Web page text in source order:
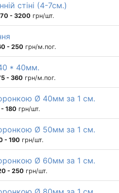
стіні (4-7см.)
- 3200 грн/шт.
- 250 грн/м.пог.
* 40мм.
- 360 грн/м.пог.
Ø 40мм за 1 см.
180 грн/шт.
Ø 50мм за 1 см.
- 190 грн/шт.
Ø 60мм за 1 см.
- 250 грн/шт.